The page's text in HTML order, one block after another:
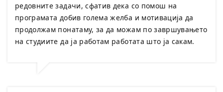
редовните задачи, сфатив дека со помош на
програмата добив голема желба и мотивација да
продолжам понатаму, за да можам по завршувањето
на студиите да ја работам работата што ја сакам.